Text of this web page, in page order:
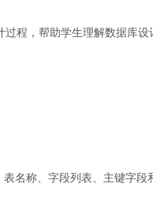
过程，帮助学生理解数据库
名称、字段列表、主键字段